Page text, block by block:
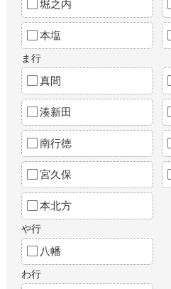
堀之内
本塩
ま行
真間
湊新田
南行徳
宮久保
本北方
や行
八幡
わ行